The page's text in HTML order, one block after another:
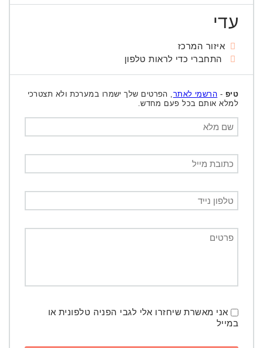
עדי
איזור המרכז
התחברי כדי לראות טלפון
טיפ - הרשמי לאתר, הפרטים שלך ישמרו במערכת ולא תצטרכי
למלא אותם בכל פעם מחדש.
אני מאשרת שיחזרו אלי לגבי הפניה טלפונית או
במייל